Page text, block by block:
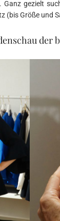
gezielt
(bis Größe und
der